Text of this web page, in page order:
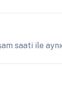
saati ile